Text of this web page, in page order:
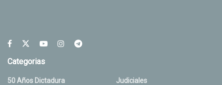
Categorias
50 Años Dictadura
Judiciales